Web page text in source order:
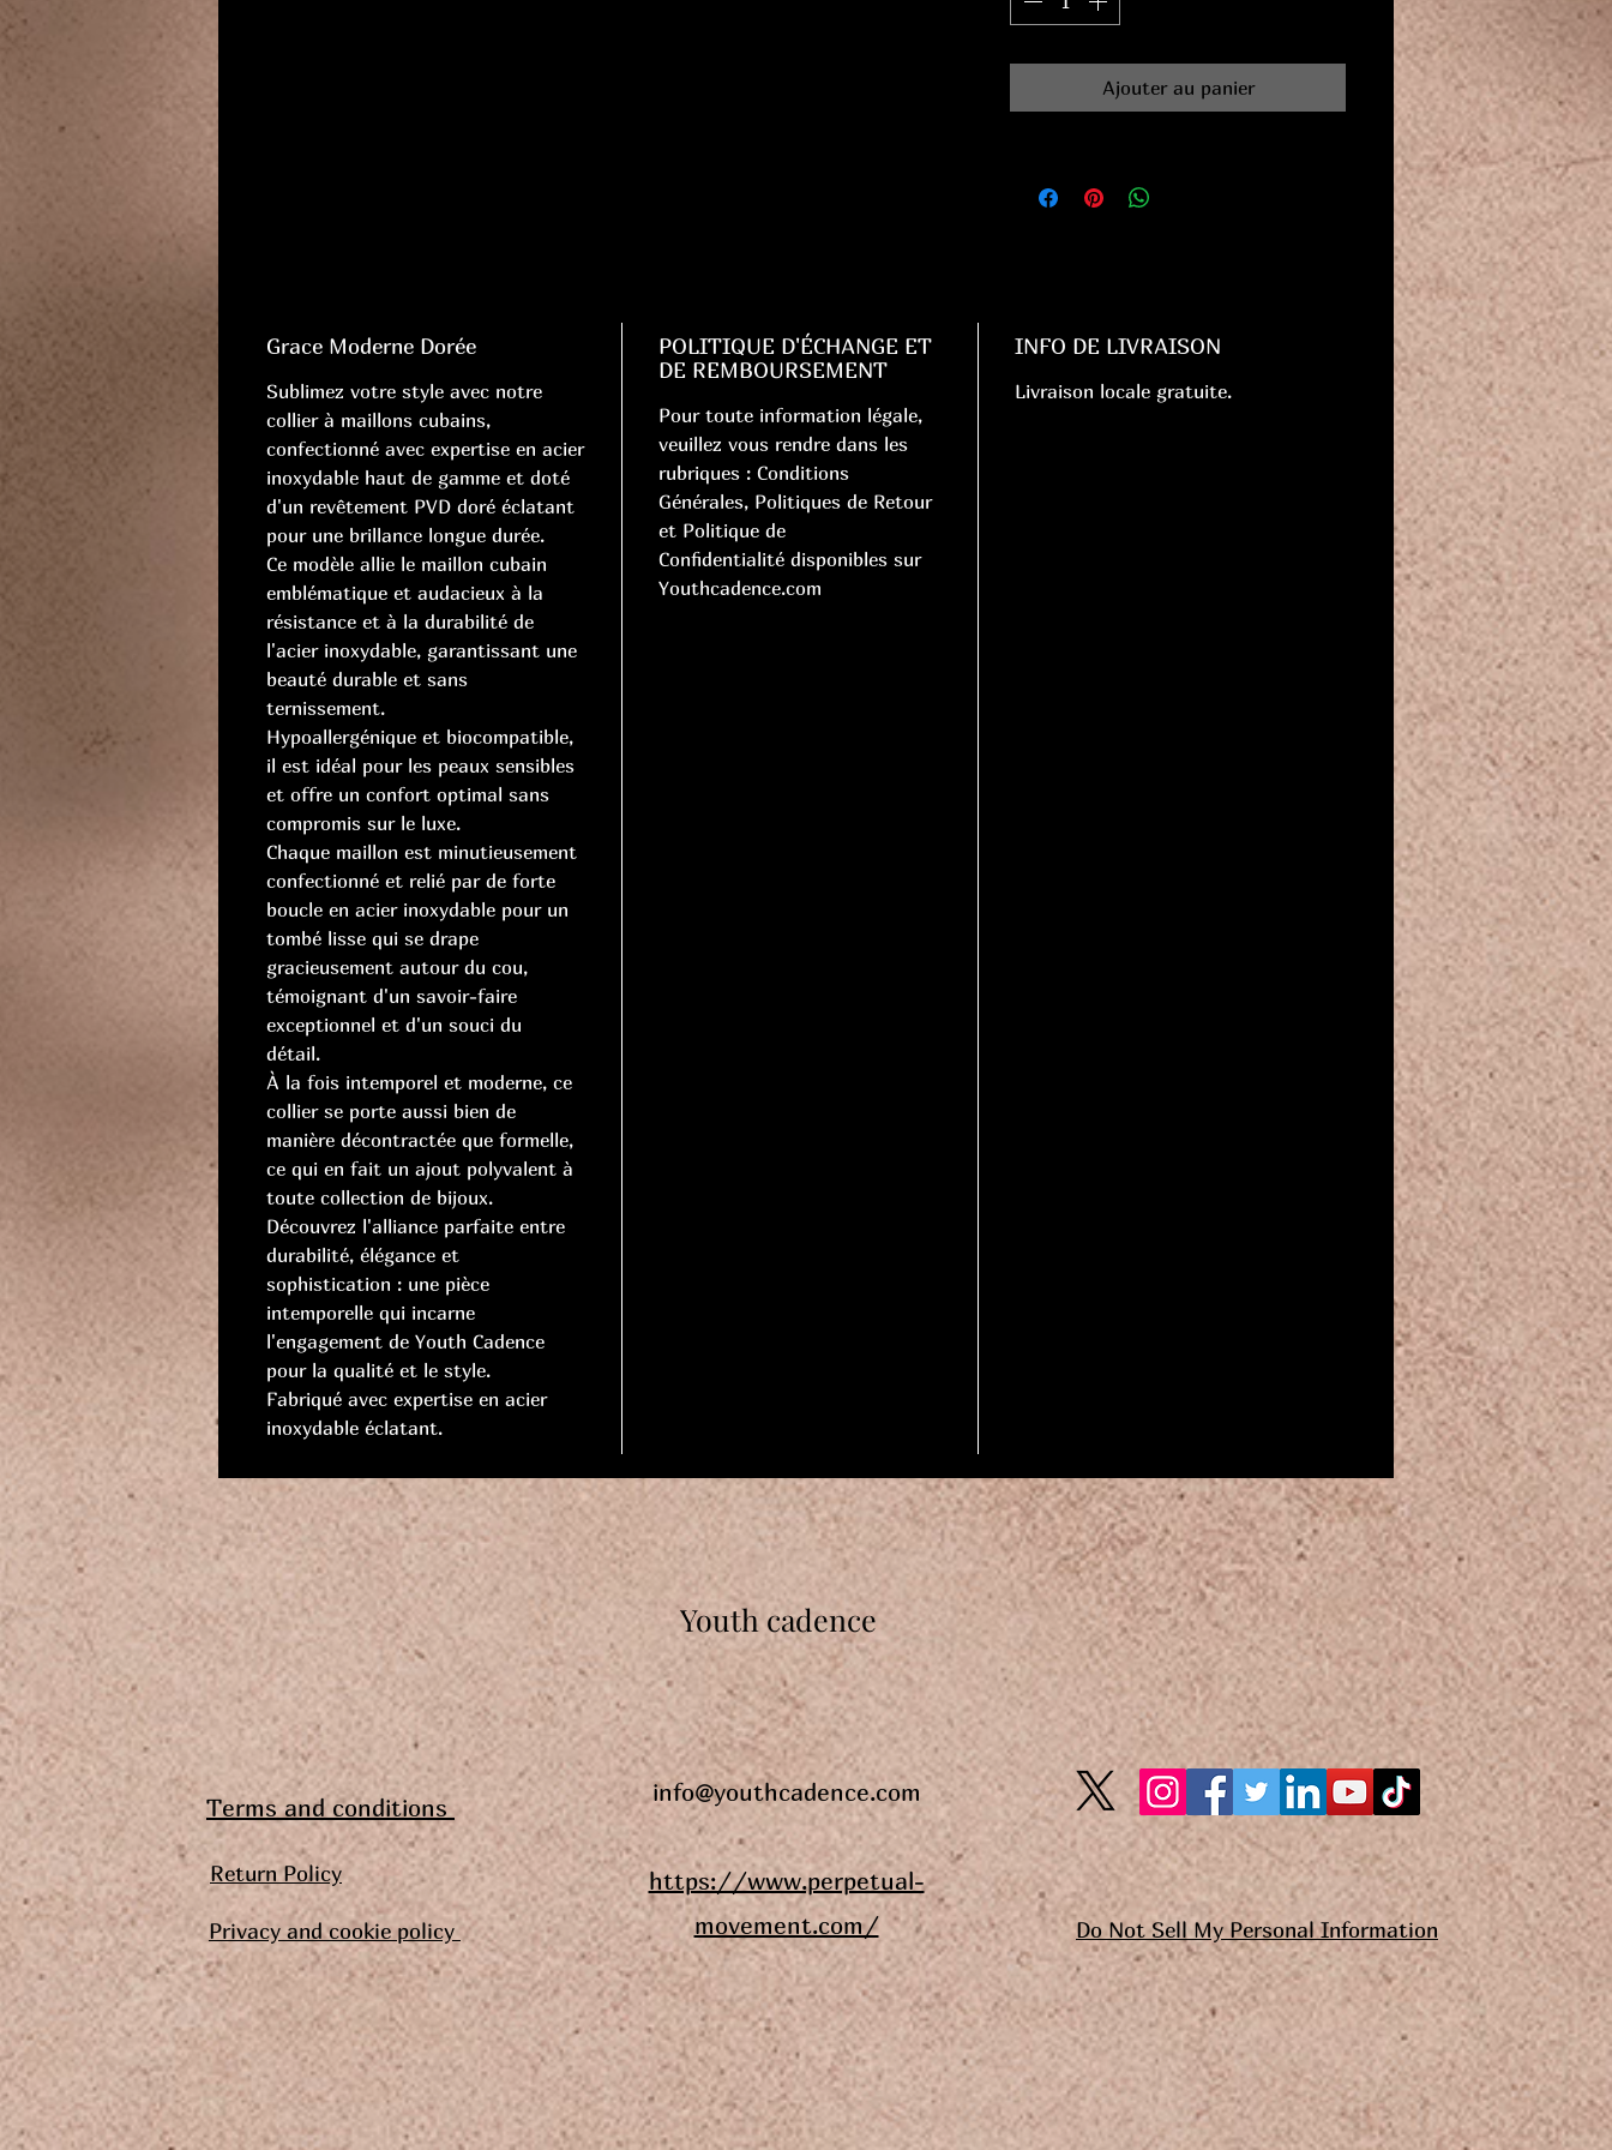
Ajouter au panier
Grace Moderne Dorée
Sublimez votre style avec notre
collier à maillons cubains,
confectionné avec expertise en acier
inoxydable haut de gamme et doté
d'un revêtement PVD doré éclatant
pour une brillance longue durée.
Ce modèle allie le maillon cubain
emblématique et audacieux à la
résistance et à la durabilité de
l'acier inoxydable, garantissant une
beauté durable et sans
ternissement.
Hypoallergénique et biocompatible,
il est idéal pour les peaux sensibles
et offre un confort optimal sans
compromis sur le luxe.
Chaque maillon est minutieusement
confectionné et relié par de forte
boucle en acier inoxydable pour un
tombé lisse qui se drape
gracieusement autour du cou,
témoignant d'un savoir-faire
exceptionnel et d'un souci du
détail.
À la fois intemporel et moderne, ce
collier se porte aussi bien de
manière décontractée que formelle,
ce qui en fait un ajout polyvalent à
toute collection de bijoux.
Découvrez l'alliance parfaite entre
durabilité, élégance et
sophistication : une pièce
intemporelle qui incarne
l'engagement de Youth Cadence
pour la qualité et le style.
Fabriqué avec expertise en acier
inoxydable éclatant.
POLITIQUE D'ÉCHANGE ET
DE REMBOURSEMENT
Pour toute information légale,
veuillez vous rendre dans les
rubriques : Conditions
Générales, Politiques de Retour
et Politique de
Confidentialité disponibles sur
Youthcadence.com
INFO DE LIVRAISON
Livraison locale gratuite.
Youth cadence
Terms and conditions
Return Policy
Privacy and cookie policy
info@youthcadence.com
https://www.perpetual-
movement.com/
Do Not Sell My Personal Information